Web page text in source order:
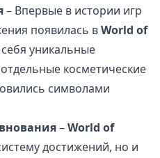
– Впервые в истории игр
появилась вWorld of
уникальные
косметические
символами
–World of
достижений, но и